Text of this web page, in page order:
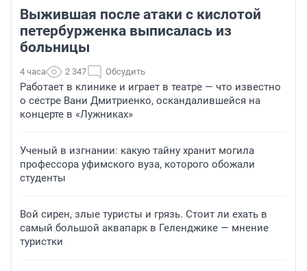
Выжившая после атаки с кислотой
петербурженка выписалась из
больницы
4 часа 2 347 Обсудить
Работает в клинике и играет в театре — что известно
о сестре Вани Дмитриенко, оскандалившейся на
концерте в «Лужниках»
Ученый в изгнании: какую тайну хранит могила
профессора уфимского вуза, которого обожали
студенты
Вой сирен, злые туристы и грязь. Стоит ли ехать в
самый большой аквапарк в Геленджике — мнение
туристки